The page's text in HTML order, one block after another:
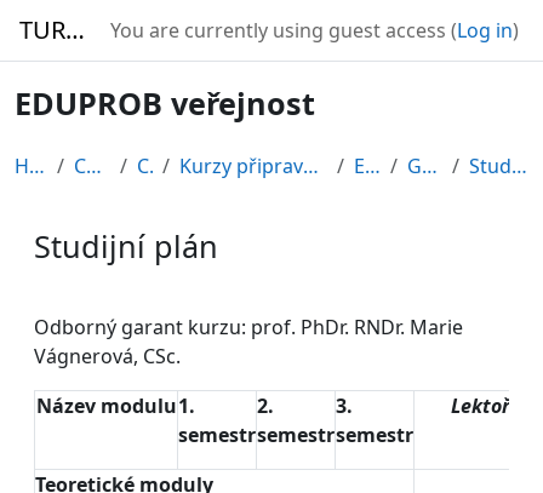
TURBO You are currently using guest access (Log in)
EDUPROB veřejnost
Home Courses CDV Kurzy připravené v rámci ESF EDU-V General Studijní plán
Studijní plán
Odborný garant kurzu: prof. PhDr. RNDr. Marie
Vágnerová, CSc.
Název modulu1.
semestr
2.
semestr
3.
semestr
Lektoři
Teoretické moduly